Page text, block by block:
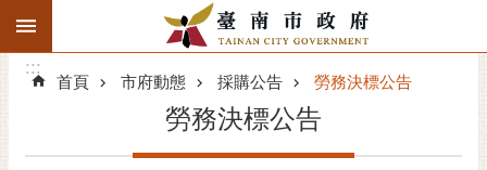
跳到主要內容區塊
搜
階
:::
:::
首頁 市府動態 採購公告 勞務決標公告
勞務決標公告